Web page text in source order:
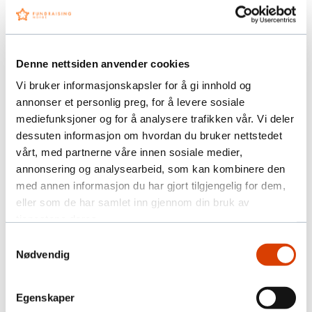
Denne nettsiden anvender cookies
Vi bruker informasjonskapsler for å gi innhold og
annonser et personlig preg, for å levere sosiale
mediefunksjoner og for å analysere trafikken vår. Vi deler
dessuten informasjon om hvordan du bruker nettstedet
vårt, med partnerne våre innen sosiale medier,
annonsering og analysearbeid, som kan kombinere den
med annen informasjon du har gjort tilgjengelig for dem,
eller som de har samlet inn gjennom din bruk av
Nødvendig
Egenskaper
med skatterapportering og å takke giverne til å
automatisk få donasjonene med kontaktdata rett
inn i CRM systemet og å dermed kunne takke
Foredragsholdere:
Line Fauske-Ilstad, Markedssjef
privatmarked i Norges Røde Kors
Hilde Forslund, Fagansvarlig CRM og
analyse i Norges Røde Kors
Haavard Melby, Produktsjef i Vipps
Presentasjon av CRM-veileder for
medlemmene i Fundraising